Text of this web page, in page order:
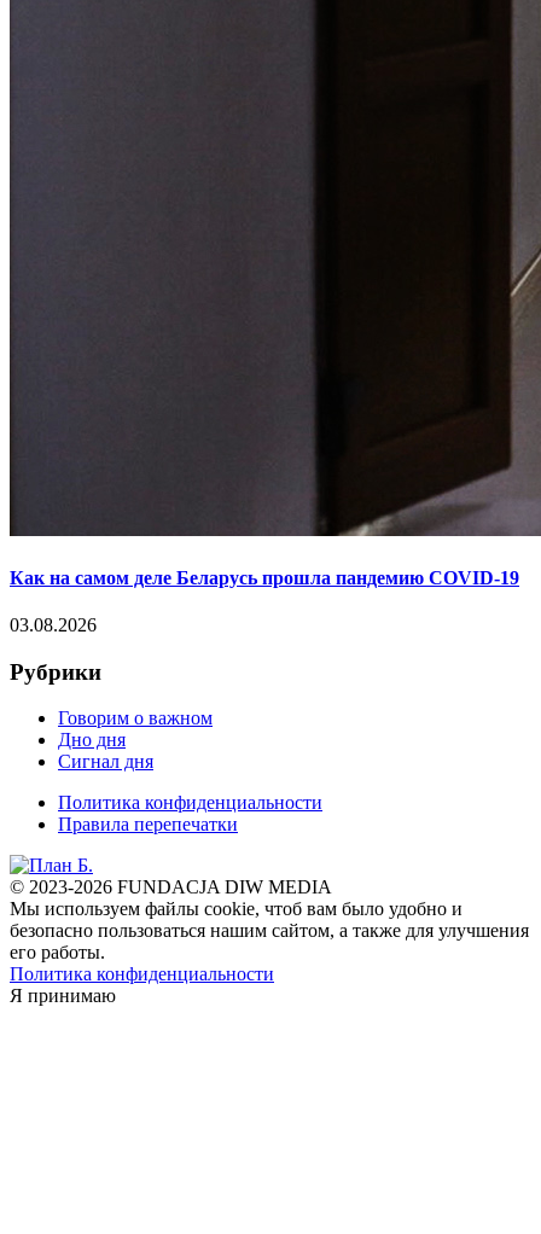
Как на самом деле Беларусь прошла пандемию COVID-19
03.08.2026
Рубрики
Говорим о важном
Дно дня
Сигнал дня
Политика конфиденциальности
Правила перепечатки
© 2023-2026 FUNDACJA DIW MEDIA
Мы используем файлы cookie, чтоб вам было удобно и
безопасно пользоваться нашим сайтом, а также для улучшения
его работы.
Политика конфиденциальности
Я принимаю